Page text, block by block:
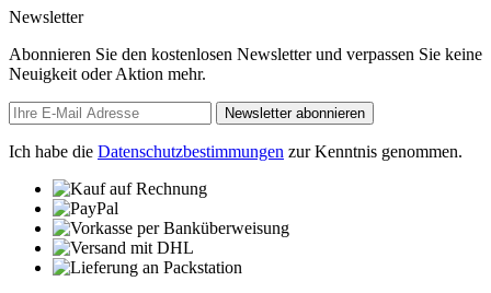
Newsletter
Abonnieren Sie den kostenlosen Newsletter und verpassen Sie keine
Neuigkeit oder Aktion mehr.
Newsletter abonnieren
Ich habe die Datenschutzbestimmungen zur Kenntnis genommen.